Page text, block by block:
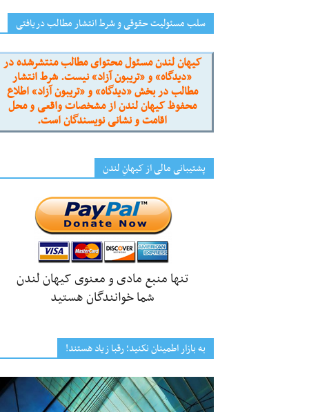
سلب مسئولیت حقوقی و شرط انتشار مطالب دریافتی
کیهان لندن مسئول محتوای مطالب منتشرشده در
«دیدگاه» و «تریبون آزاد» نیست. شرط انتشار
مطالب در بخش «دیدگاه» و «تریبون آزاد» اطلاع
محفوظ کیهان لندن از مشخصات واقعی و محل
اقامت و نشانی نویسندگان است.
پشتیبانی مالی از کیهانِ لندن
تنها منبع مادی و معنوی کیهان لندن
شما خوانندگان هستید
به بازار اطمینان نکنید؛ رقبا زیاد هستند!